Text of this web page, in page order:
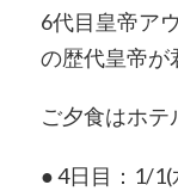
6代目皇帝ア
の歴代皇帝が
ご夕食はホテ
● 4日目：1/1(